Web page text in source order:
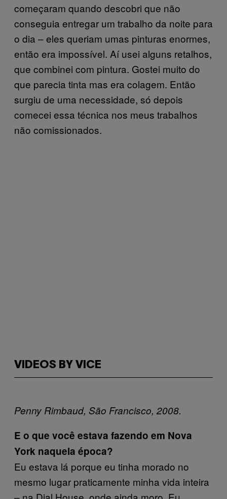
começaram quando descobri que não
conseguia entregar um trabalho da noite para
o dia – eles queriam umas pinturas enormes,
então era impossível. Aí usei alguns retalhos,
que combinei com pintura. Gostei muito do
que parecia tinta mas era colagem. Então
surgiu de uma necessidade, só depois
comecei essa técnica nos meus trabalhos
não comissionados.
VIDEOS BY VICE
Penny Rimbaud, São Francisco, 2008.
E o que você estava fazendo em Nova
York naquela época?
Eu estava lá porque eu tinha morado no
mesmo lugar praticamente minha vida inteira